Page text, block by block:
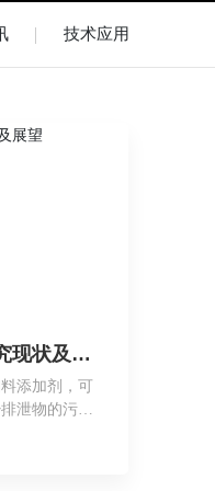
技术应用
现状及展
添加剂，可
泄物的污
途径，并为